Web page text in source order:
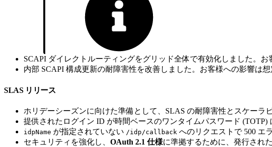
SCAPI ダイレクトルーティングをグリッド全体で有効化しました。お
内部 SCAPI 構成更新の耐障害性を改善しました。お客様への影響は想
SLAS リリース
ホリデーシーズンに向けた準備として、SLAS の耐障害性とスケーラ
提供されたログイン ID が時間ベースのワンタイムパスワード
idpName が指定されていない /idp/callback へのリクエストで 500 エ
セキュリティを強化し、 OAuth 2.1 仕様に準拠するために、発行され